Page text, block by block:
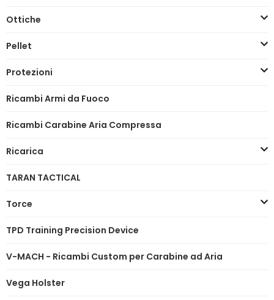
Ottiche
Pellet
Protezioni
Ricambi Armi da Fuoco
Ricambi Carabine Aria Compressa
Ricarica
TARAN TACTICAL
Torce
TPD Training Precision Device
V-MACH - Ricambi Custom per Carabine ad Aria
Vega Holster